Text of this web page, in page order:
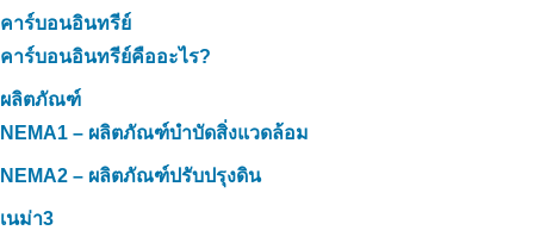
คาร์บอนอินทรีย์
คาร์บอนอินทรีย์คืออะไร?
ผลิตภัณฑ์
NEMA1 – ผลิตภัณฑ์บำบัดสิ่งแวดล้อม
NEMA2 – ผลิตภัณฑ์ปรับปรุงดิน
เนม่า3